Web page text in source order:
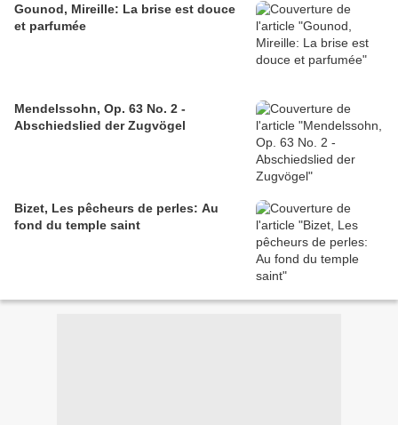
Gounod, Mireille: La brise est douce
et parfumée
Mendelssohn, Op. 63 No. 2 -
Abschiedslied der Zugvögel
Bizet, Les pêcheurs de perles: Au
fond du temple saint